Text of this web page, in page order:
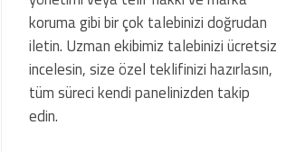
koruma gibi bir çok talebinizi doğrudan
iletin. Uzman ekibimiz talebinizi ücretsiz
incelesin, size özel teklifinizi hazırlasın,
tüm süreci kendi panelinizden takip
edin.